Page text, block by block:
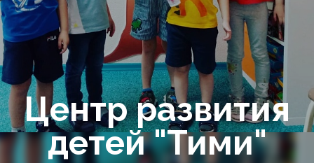
Центр развития
детей "Тими"